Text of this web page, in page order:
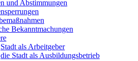
und Abstimmungen
Bekanntmachungen
Stadt als Arbeitgeber
die Stadt als Ausbildungsbetrieb